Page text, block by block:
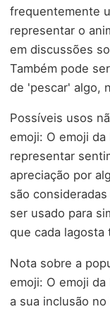
frequentemente
representar o
em discussões
Também pode
de 'pescar' algo,
Possíveis usos
emoji: O emoji
representar
apreciação por
são
ser usado para
que cada lagosta
Nota sobre a
emoji: O emoji
a sua inclusão no